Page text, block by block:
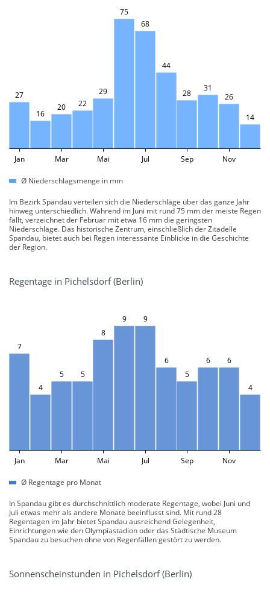
27
16
20 22
29
75
68
44
28
31
26
14
Jan Mar Mai Jul Sep Nov
Ø Niederschlagsmenge in mm
Im Bezirk Spandau verteilen sich die Niederschläge über das ganze Jahr
hinweg unterschiedlich. Während im Juni mit rund 75 mm der meiste Regen
fällt, verzeichnet der Februar mit etwa 16 mm die geringsten
Niederschläge. Das historische Zentrum, einschließlich der Zitadelle
Spandau, bietet auch bei Regen interessante Einblicke in die Geschichte
der Region.
Regentage in Pichelsdorf (Berlin)
7
4
5 5
8
9 9
6
5
6 6
4
Jan Mar Mai Jul Sep Nov
Ø Regentage pro Monat
In Spandau gibt es durchschnittlich moderate Regentage, wobei Juni und
Juli etwas mehr als andere Monate beeinflusst sind. Mit rund 28
Regentagen im Jahr bietet Spandau ausreichend Gelegenheit,
Einrichtungen wie den Olympiastadion oder das Städtische Museum
Spandau zu besuchen ohne von Regenfällen gestört zu werden.
Sonnenscheinstunden in Pichelsdorf (Berlin)